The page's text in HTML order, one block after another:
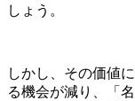
しょう。
しかし、その価値
る機会が減り、「